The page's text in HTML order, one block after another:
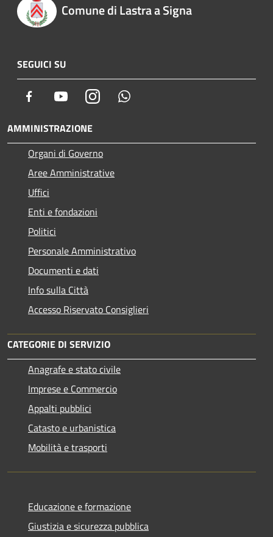
Comune di Lastra a Signa
SEGUICI SU
Facebook YoutubeInstagram
AMMINISTRAZIONE
Organi di Governo
Aree Amministrative
Uffici
Enti e fondazioni
Politici
Personale Amministrativo
Documenti e dati
Info sulla Città
Accesso Riservato Consiglieri
CATEGORIE DI SERVIZIO
Anagrafe e stato civile
Imprese e Commercio
Appalti pubblici
Catasto e urbanistica
Mobilità e trasporti
Educazione e formazione
Giustizia e sicurezza pubblica